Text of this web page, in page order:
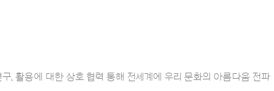
, 활용에 대한 상호 협력 통해 전세계에 우리 문화의 아름다움 전파